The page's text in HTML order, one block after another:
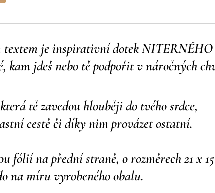
je inspirativní dotek NITERNÉHO
kam jdeš nebo tě podpořit v náročných
tě zavedou hlouběji do tvého srdce,
cestě či díky nim provázet ostatní.
fólií na přední straně, o rozměrech 21 x
na míru vyrobeného obalu.